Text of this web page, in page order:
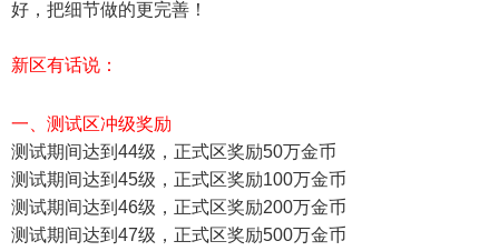
好，把细节做的更完善！
新区有话说：
一、测试区冲级奖励
测试期间达到44级，正式区奖励50万金币
测试期间达到45级，正式区奖励100万金币
测试期间达到46级，正式区奖励200万金币
测试期间达到47级，正式区奖励500万金币